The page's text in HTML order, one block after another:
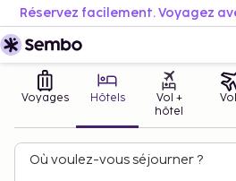
Voyages Hôtels
Vol +
hôtel
Où voulez-vous séjourner ?